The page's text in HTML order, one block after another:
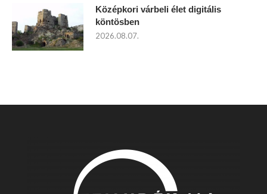
Középkori várbeli élet digitális
köntösben
2026.08.07.